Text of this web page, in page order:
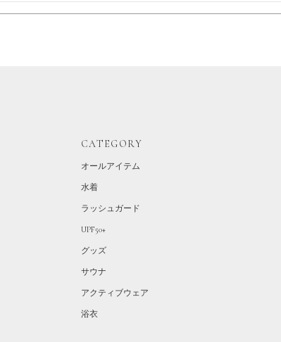
CATEGORY
オールアイテム
水着
ラッシュガード
UPF50+
グッズ
サウナ
アクティブウェア
浴衣